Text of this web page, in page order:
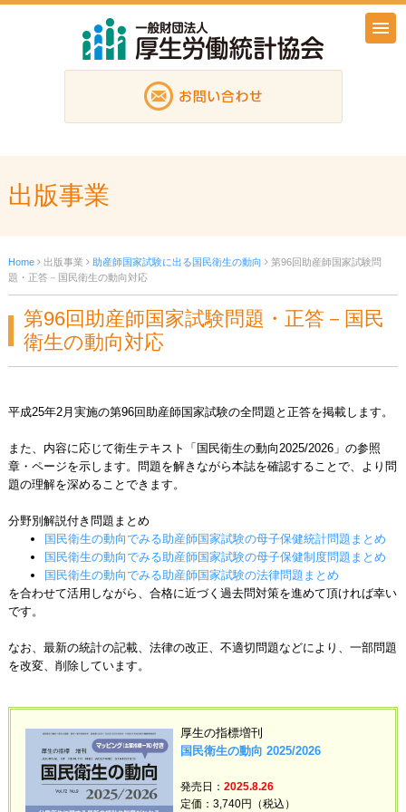
出版事業
Home 出版事業 助産師国家試験に出る国民衛生の動向
第96回助産師国家試験問
題・正答－国民衛生の動向対応
第96回助産師国家試験問題・正答－国民
衛生の動向対応
平成25年2月実施の第96回助産師国家試験の全問題と正答を掲載します。
また、内容に応じて衛生テキスト「国民衛生の動向2025/2026」の参照
章・ページを示します。問題を解きながら本誌を確認することで、より問
題の理解を深めることできます。
分野別解説付き問題まとめ
国民衛生の動向でみる助産師国家試験の母子保健統計問題まとめ
国民衛生の動向でみる助産師国家試験の母子保健制度問題まとめ
国民衛生の動向でみる助産師国家試験の法律問題まとめ
を合わせて活用しながら、合格に近づく過去問対策を進めて頂ければ幸い
です。
なお、最新の統計の記載、法律の改正、不適切問題などにより、一部問題
を改変、削除しています。
厚生の指標増刊
国民衛生の動向 2025/2026
発売日： 2025.8.26
定価：3,740円（税込）